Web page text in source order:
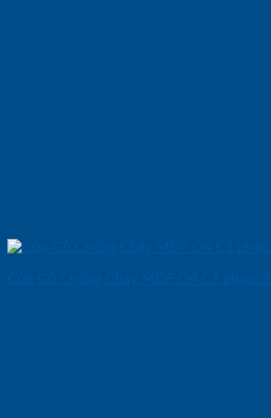
Cửa Gỗ Chống Cháy MDF O4 C1 phao chi